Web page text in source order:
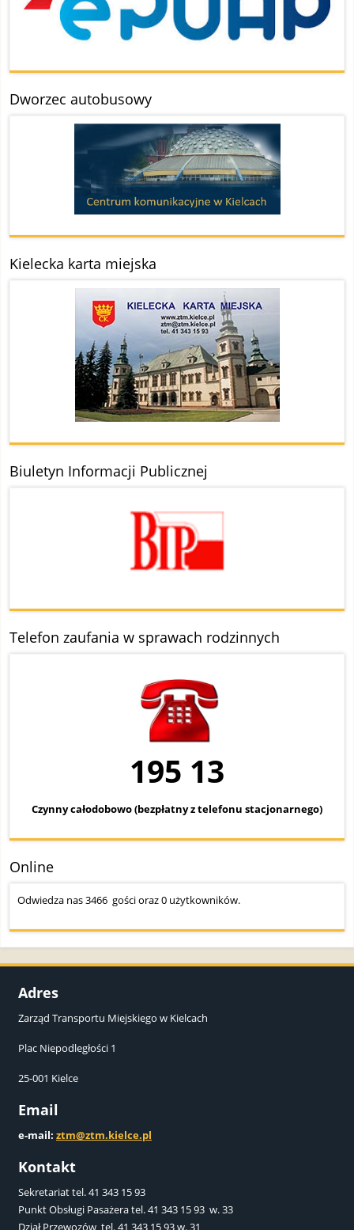
Dworzec autobusowy
Kielecka karta miejska
Biuletyn Informacji Publicznej
Telefon zaufania w sprawach rodzinnych
195 13
Czynny całodobowo (bezpłatny z telefonu stacjonarnego)
Online
Odwiedza nas 3466 gości oraz 0 użytkowników.
Adres
Zarząd Transportu Miejskiego w Kielcach
Plac Niepodległości 1
25-001 Kielce
Email
e-mail: ztm@ztm.kielce.pl
Kontakt
Sekretariat tel. 41 343 15 93
Punkt Obsługi Pasażera tel. 41 343 15 93 w. 33
Dział Przewozów tel. 41 343 15 93 w. 31